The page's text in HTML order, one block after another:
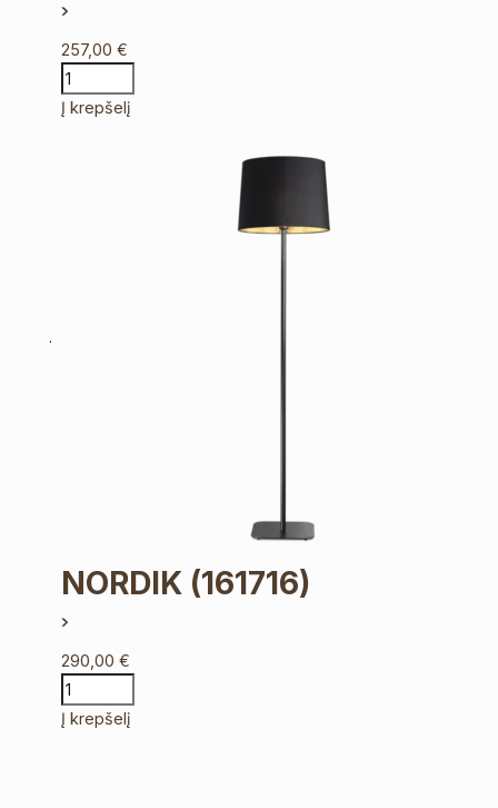
257,00€
Į krepšelį
NORDIK (161716)
290,00€
Į krepšelį